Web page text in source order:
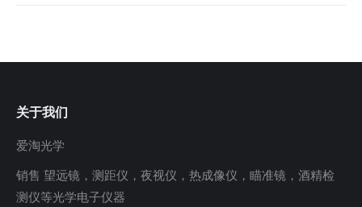
关于我们
爱淘光学
销售 望远镜，测距仪，夜视仪，热成像仪，瞄准镜，酒精检
测仪等光学电子仪器